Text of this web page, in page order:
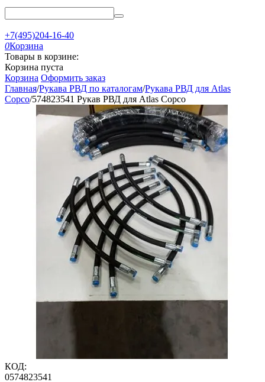
+7(495)204-16-40
0Корзина
Товары в корзине:
Корзина пуста
Корзина Оформить заказ
Главная/Рукава РВД по каталогам/Рукава РВД для Atlas
Copco/574823541 Рукав РВД для Atlas Copco
КОД:
0574823541